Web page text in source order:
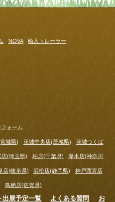
NOVA 輸入トレーラー
ォーム
城県) 茨城中央店(茨城県) 茨城つくば
店(埼玉県) 柏店(千葉県) 厚木店(神奈川
店(岐阜県) 浜松店(静岡県) 神戸西宮店
鳥栖店(佐賀県)
出展予定一覧 よくある質問 お